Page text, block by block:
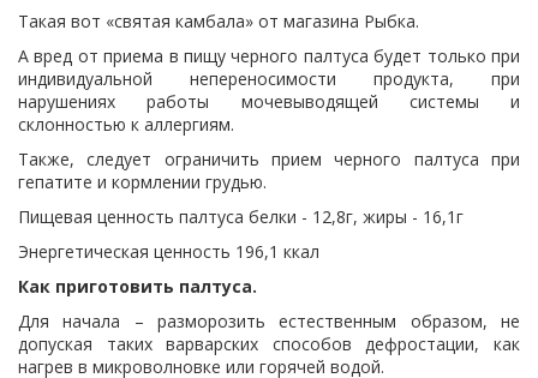
Такая вот «святая камбала» от магазина Рыбка.
А вред от приема в пищу черного палтуса будет только при
индивидуальной непереносимости продукта, при
нарушениях работы мочевыводящей системы и
склонностью к аллергиям.
Также, следует ограничить прием черного палтуса при
гепатите и кормлении грудью.
Пищевая ценность палтуса белки - 12,8г, жиры - 16,1г
Энергетическая ценность 196,1 ккал
Как приготовить палтуса.
Для начала – разморозить естественным образом, не
допуская таких варварских способов дефростации, как
нагрев в микроволновке или горячей водой.